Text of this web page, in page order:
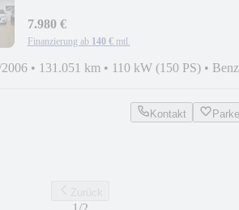
SITZ/PANO
7.980 €
Finanzierung ab 140 € mtl.
• 131.051 km • 110 kW (150 PS) •
Kontakt